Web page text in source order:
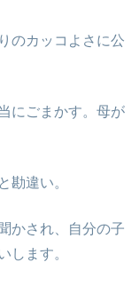
のカッコよさに公
にごまかす。母が
勘違い。
かされ、自分の子
します。